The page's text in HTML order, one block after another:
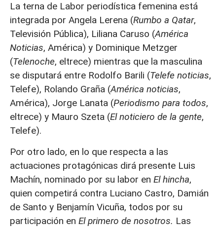
La terna de Labor periodística femenina está
integrada por Angela Lerena (Rumbo a Qatar,
Televisión Pública), Liliana Caruso (América
Noticias, América) y Dominique Metzger
(Telenoche, eltrece) mientras que la masculina
se disputará entre Rodolfo Barili (Telefe noticias,
Telefe), Rolando Graña (América noticias,
América), Jorge Lanata (Periodismo para todos,
eltrece) y Mauro Szeta (El noticiero de la gente,
Telefe).
Por otro lado, en lo que respecta a las
actuaciones protagónicas dirá presente Luis
Machín, nominado por su labor en El hincha,
quien competirá contra Luciano Castro, Damián
de Santo y Benjamín Vicuña, todos por su
participación en El primero de nosotros. Las